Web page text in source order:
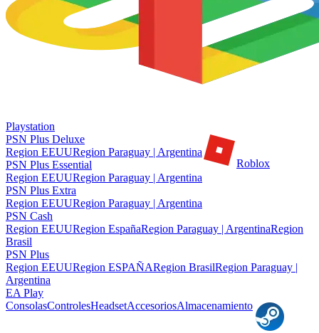
Playstation
PSN Plus Deluxe
Region EEUURegion Paraguay | Argentina
PSN Plus Essential
Region EEUURegion Paraguay | Argentina
PSN Plus Extra
Region EEUURegion Paraguay | Argentina
PSN Cash
Region EEUURegion EspañaRegion Paraguay | ArgentinaRegion
Brasil
PSN Plus
Region EEUURegion ESPAÑARegion BrasilRegion Paraguay |
Argentina
EA Play
ConsolasControlesHeadsetAccesoriosAlmacenamiento
Roblox